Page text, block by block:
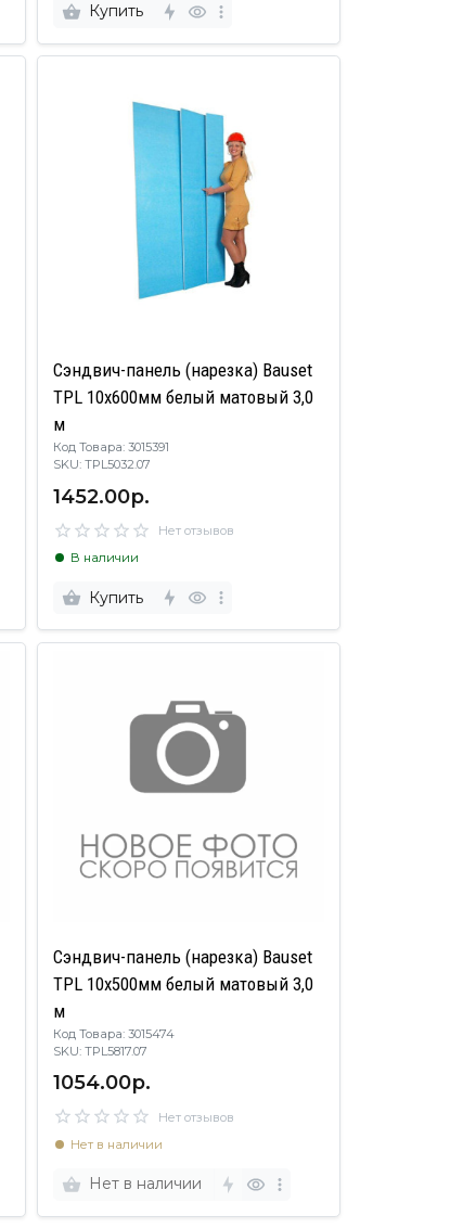
Купить
Сэндвич-панель (нарезка) Bauset
TPL 10х600мм белый матовый 3,0
м
Код Товара: 3015391
SKU: TPL5032.07
1452.00р.
Нет отзывов
В наличии
Купить
Сэндвич-панель (нарезка) Bauset
TPL 10х500мм белый матовый 3,0
м
Код Товара: 3015474
SKU: TPL5817.07
1054.00р.
Нет отзывов
Нет в наличии
Нет в наличии